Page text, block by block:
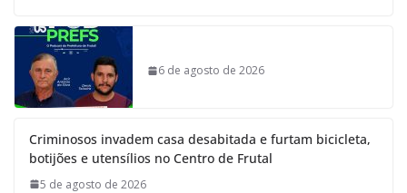
6 de agosto de 2026
Criminosos invadem casa desabitada e furtam bicicleta,
botijões e utensílios no Centro de Frutal
5 de agosto de 2026